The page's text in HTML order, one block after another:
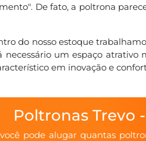
De fato, a poltrona
do nosso estoque
um espaço atrativo
em inovação e
Poltronas Trevo
pode alugar quantas